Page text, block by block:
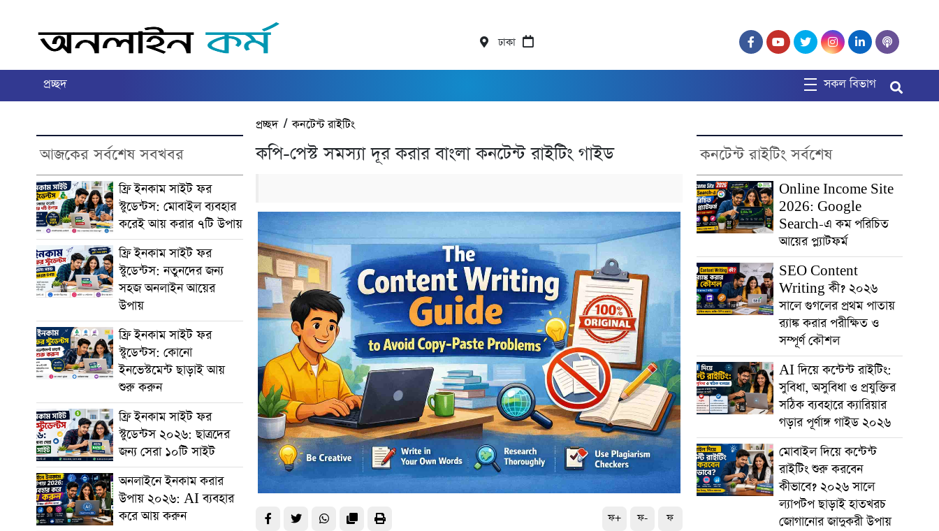
ঢাকা
প্রচ্ছদ সকল বিভাগ
আজকের সর্বশেষ সবখবর
ফ্রি ইনকাম সাইট ফর
স্টুডেন্টস: মোবাইল ব্যবহার
করেই আয় করার ৭টি উপায়
ফ্রি ইনকাম সাইট ফর
স্টুডেন্টস: নতুনদের জন্য
সহজ অনলাইন আয়ের
উপায়
ফ্রি ইনকাম সাইট ফর
স্টুডেন্টস: কোনো
ইনভেস্টমেন্ট ছাড়াই আয়
শুরু করুন
ফ্রি ইনকাম সাইট ফর
স্টুডেন্টস ২০২৬: ছাত্রদের
জন্য সেরা ১০টি সাইট
অনলাইনে ইনকাম করার
উপায় ২০২৬: AI ব্যবহার
করে আয় করুন
প্রচ্ছদ/কনটেন্ট রাইটিং
কপি-পেস্ট সমস্যা দূর করার বাংলা কনটেন্ট রাইটিং গাইড
ফ+ ফ- ফ
কনটেন্ট রাইটিং সর্বশেষ
Online Income Site
2026: Google
Search-এ কম পরিচিত
আয়ের প্ল্যাটফর্ম
SEO Content
Writing কী? ২০২৬
সালে গুগলের প্রথম পাতায়
র‍্যাঙ্ক করার পরীক্ষিত ও
সম্পূর্ণ কৌশল
AI দিয়ে কন্টেন্ট রাইটিং:
সুবিধা, অসুবিধা ও প্রযুক্তির
সঠিক ব্যবহারে ক্যারিয়ার
গড়ার পূর্ণাঙ্গ গাইড ২০২৬
মোবাইল দিয়ে কন্টেন্ট
রাইটিং শুরু করবেন
কীভাবে? ২০২৬ সালে
ল্যাপটপ ছাড়াই হাতখরচ
জোগানোর জাদুকরী উপায়